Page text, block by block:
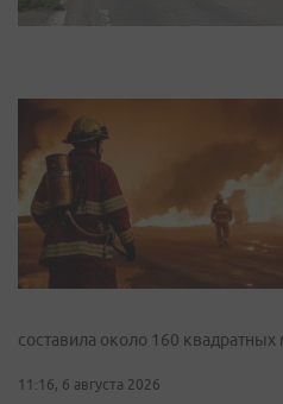
составила около 160 квадратных
11:16, 6 августа 2026